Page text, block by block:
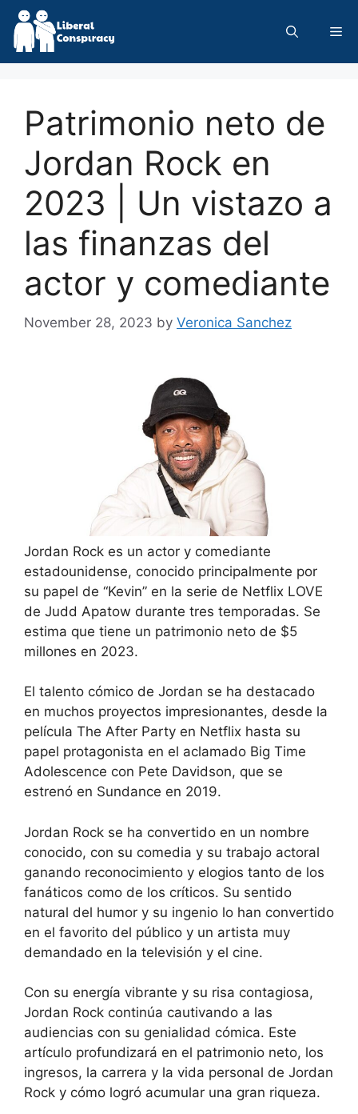
Skip
content
Patrimonio neto de
Jordan Rock en
2023 | Un vistazo a
las finanzas del
actor y comediante
November 28, 2023 by Veronica Sanchez
Jordan Rock es un actor y comediante
estadounidense, conocido principalmente por
su papel de “Kevin” en la serie de Netflix LOVE
de Judd Apatow durante tres temporadas. Se
estima que tiene un patrimonio neto de $5
millones en 2023.
El talento cómico de Jordan se ha destacado
en muchos proyectos impresionantes, desde la
película The After Party en Netflix hasta su
papel protagonista en el aclamado Big Time
Adolescence con Pete Davidson, que se
estrenó en Sundance en 2019.
Jordan Rock se ha convertido en un nombre
conocido, con su comedia y su trabajo actoral
ganando reconocimiento y elogios tanto de los
fanáticos como de los críticos. Su sentido
natural del humor y su ingenio lo han convertido
en el favorito del público y un artista muy
demandado en la televisión y el cine.
Con su energía vibrante y su risa contagiosa,
Jordan Rock continúa cautivando a las
audiencias con su genialidad cómica. Este
artículo profundizará en el patrimonio neto, los
ingresos, la carrera y la vida personal de Jordan
Rock y cómo logró acumular una gran riqueza.